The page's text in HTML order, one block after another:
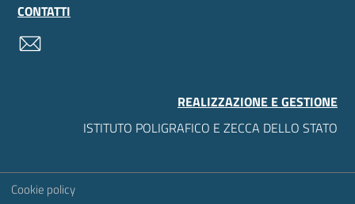
CONTATTI
REALIZZAZIONE E GESTIONE
ISTITUTO POLIGRAFICO E ZECCA DELLO STATO
Sezione Link Utili
Cookie policy